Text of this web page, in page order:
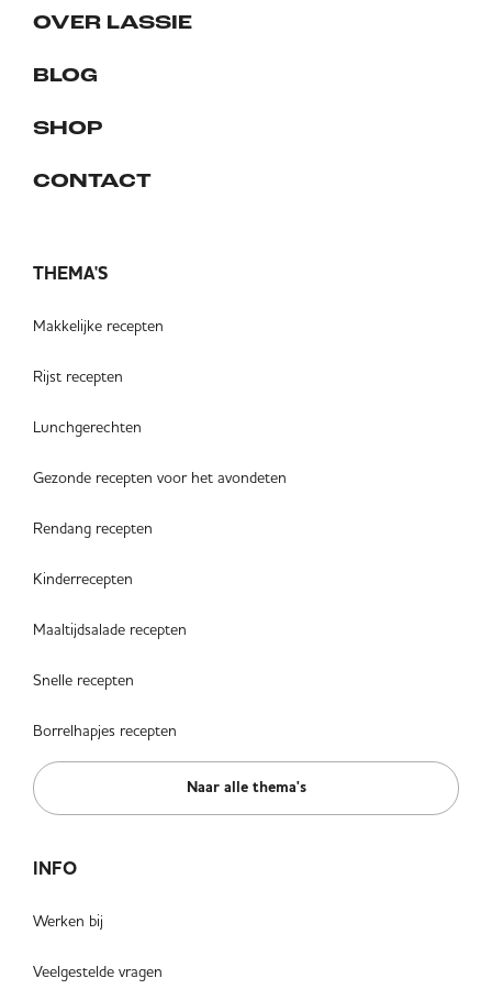
OVER LASSIE
BLOG
SHOP
CONTACT
THEMA'S
Makkelijke recepten
Rijst recepten
Lunchgerechten
Gezonde recepten voor het avondeten
Rendang recepten
Kinderrecepten
Maaltijdsalade recepten
Snelle recepten
Borrelhapjes recepten
Naar alle thema's
INFO
Werken bij
Veelgestelde vragen